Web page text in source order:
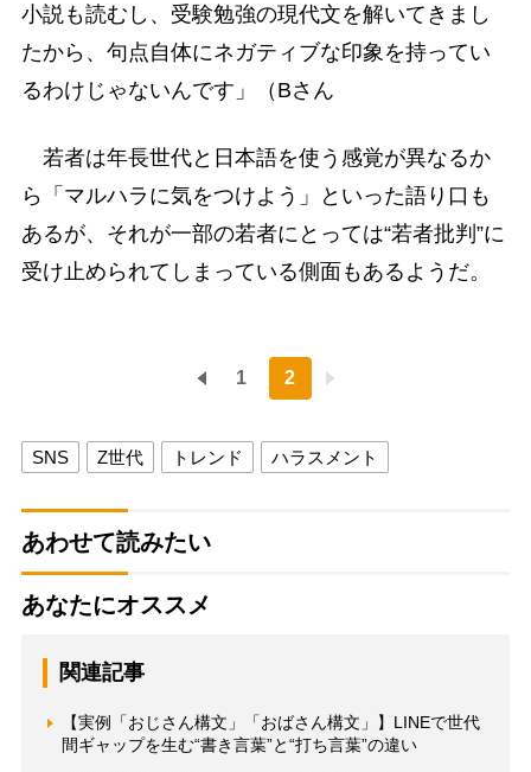
小説も読むし、受験勉強の現代文を解いてきまし
たから、句点自体にネガティブな印象を持ってい
るわけじゃないんです」（Bさん
若者は年長世代と日本語を使う感覚が異なるか
ら「マルハラに気をつけよう」といった語り口も
あるが、それが一部の若者にとっては“若者批判”に
受け止められてしまっている側面もあるようだ。
1 2
SNS Z世代 トレンド ハラスメント
あわせて読みたい
あなたにオススメ
関連記事
【実例「おじさん構文」「おばさん構文」】LINEで世代
間ギャップを生む“書き言葉”と“打ち言葉”の違い